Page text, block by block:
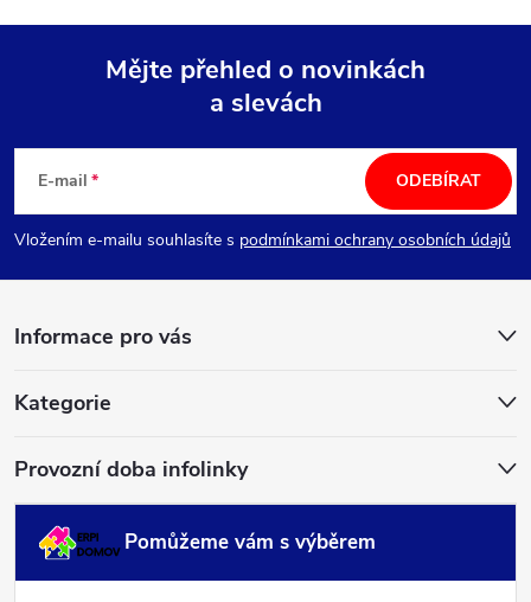
p
Mějte přehled o novinkách
a slevách
E-mail
Vložením e-mailu souhlasíte s podmínkami ochrany osobních údajů
ODEBÍRAT
Informace pro vás
Kategorie
Provozní doba infolinky
Pomůžeme vám s výběrem